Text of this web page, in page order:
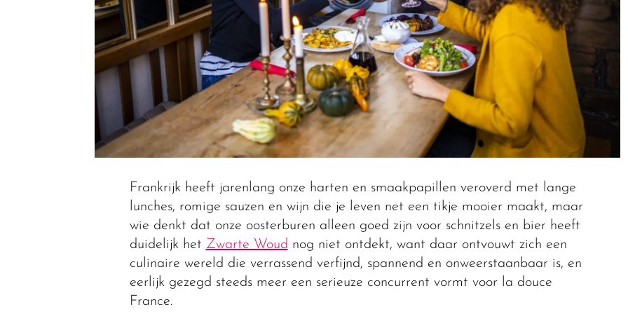
Frankrijk heeft jarenlang onze harten en smaakpapillen veroverd met lange
lunches, romige sauzen en wijn die je leven net een tikje mooier maakt, maar
wie denkt dat onze oosterburen alleen goed zijn voor schnitzels en bier heeft
duidelijk het Zwarte Woud nog niet ontdekt, want daar ontvouwt zich een
culinaire wereld die verrassend verfijnd, spannend en onweerstaanbaar is, en
eerlijk gezegd steeds meer een serieuze concurrent vormt voor la douce
France.